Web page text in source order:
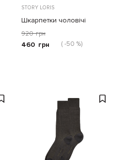
STORY LORIS
Шкарпетки чоловічі
920 грн
460 грн ( -50 %)